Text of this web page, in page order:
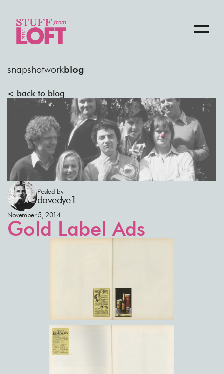
snapshotworkblog
< back to blog
Posted by
davedye1
November 5, 2014
Gold Label Ads